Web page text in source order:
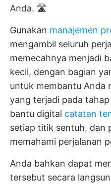
Anda. 🛣️
Gunakan manajemen
mengambil seluruh
memecahnya menjadi
kecil, dengan bagian
untuk membantu Anda
yang terjadi pada
bantu digital catatan
setiap titik sentuh, dan
memahami perjalanan
Anda bahkan dapat
tersebut secara